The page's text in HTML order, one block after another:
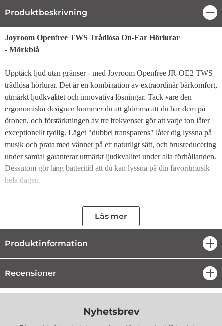
Produktbeskrivning
Produktbeskrivning
Joyroom Openfree TWS Trådlösa On-Ear Hörlurar
- Mörkblå
Upptäck ljud utan gränser - med Joyroom Openfree JR-OE2 TWS
trådlösa hörlurar. Det är en kombination av extraordinär bärkomfort,
utmärkt ljudkvalitet och innovativa lösningar. Tack vare den
ergonomiska designen kommer du att glömma att du har dem på
öronen, och förstärkningen av tre frekvenser gör att varje ton låter
exceptionellt tydlig. Läget "dubbel transparens" låter dig lyssna på
musik och prata med vänner på ett naturligt sätt, och brusreducering
under samtal garanterar utmärkt ljudkvalitet under alla förhållanden.
Dessutom gör lång batteritid att du kan lyssna på din favoritmusik
hela dagen.
De är extremt bekväma att bära. De har en speciell over-
ear-design med en bekväm öronkrok.
De ger utmärkt ljudkvalitet. Genom att öka tre frekvenser
(hög, mellan och låg) låter varje ton exceptionellt tydlig.
De låter dig lyssna på musik och konversationer naturligt.
Tack vare läget "dubbel transparens" kan du njuta av
omgivande ljud utan att behöva ta av hörlurarna.
ENC-funktion minskar eventuella störningar, vilket
säkerställer exceptionell ljudkvalitet under mobilsamtal.
Läs mer
Produktinformation
Recensioner
Nyhetsbrev